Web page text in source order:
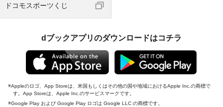
ドコモスポーツくじ
dブックアプリのダウンロードはコチラ
Appleのロゴ、App Storeは、米国もしくはその他の国や地域におけるApple Inc.の商標で
す。App Storeは、Apple Inc.のサービスマークです。
Google Play および Google Play ロゴは Google LLC の商標です。